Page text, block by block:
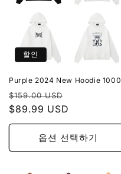
할인
Purple 2024 New Hoodie 1000
정
가
$159.00 USD
가
$89.99 USD
옵션 선택하기